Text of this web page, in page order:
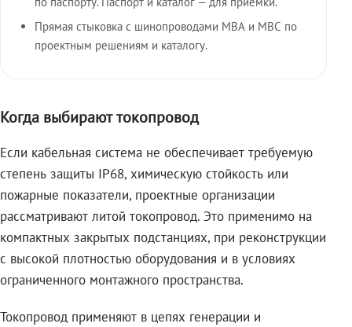
Прямая стыковка с шинопроводами МВА и МВС по
проектным решениям и каталогу.
Когда выбирают токопровод
Если кабельная система не обеспечивает требуемую
степень защиты IP68, химическую стойкость или
пожарные показатели, проектные организации
рассматривают литой токопровод. Это применимо на
компактных закрытых подстанциях, при реконструкции
с высокой плотностью оборудования и в условиях
ограниченного монтажного пространства.
Токопровод применяют в цепях генерации и